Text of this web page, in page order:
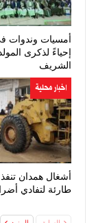
أمسيات
إحياءً لذكرى
الشريف
اخبار محلية
أشغال همدان تنفذ
طارئة لتفادي